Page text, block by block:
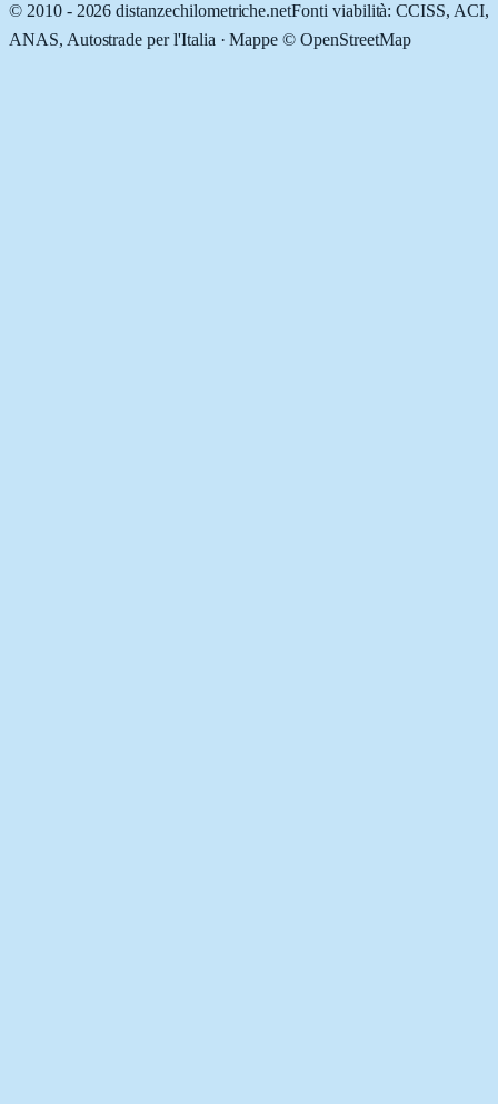
© 2010 - 2026 distanzechilometriche.netFonti viabilità: CCISS, ACI,
ANAS, Autostrade per l'Italia · Mappe © OpenStreetMap